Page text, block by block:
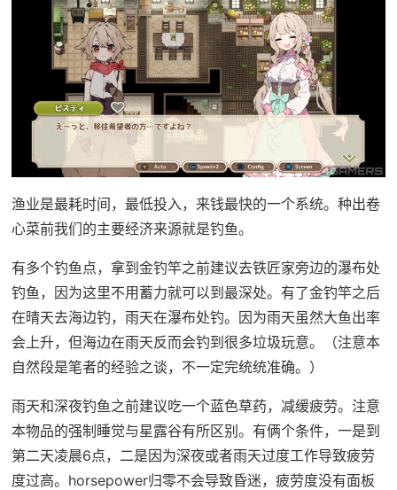
渔业是最耗时间，最低投入，来钱最快的一个系统。种出卷
心菜前我们的主要经济来源就是钓鱼。
有多个钓鱼点，拿到金钓竿之前建议去铁匠家旁边的瀑布处
钓鱼，因为这里不用蓄力就可以到最深处。有了金钓竿之后
在晴天去海边钓，雨天在瀑布处钓。因为雨天虽然大鱼出率
会上升，但海边在雨天反而会钓到很多垃圾玩意。（注意本
自然段是笔者的经验之谈，不一定完统统准确。）
雨天和深夜钓鱼之前建议吃一个蓝色草药，减缓疲劳。注意
本物品的强制睡觉与星露谷有所区别。有俩个条件，一是到
第二天凌晨6点，二是因为深夜或者雨天过度工作导致疲劳
度过高。horsepower归零不会导致昏迷，疲劳度没有面板